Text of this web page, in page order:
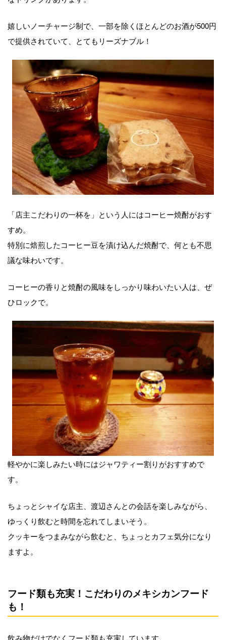
嬉しいノーチャージ制で、一部を除くほとんどのお酒が500円
で提供されていて、とてもリーズナブル！
「店主こだわりの一杯を」という人にはコーヒー焼酎がおす
すめ。
特別に焙煎したコーヒー豆を漬け込んだ焼酎で、何とも不思
議な味わいです。
コーヒーの香りと焼酎の風味をしっかり味わいたい人は、ぜ
ひロックで。
軽やかに楽しみたい時にはジャワティー割りがおすすめで
す。
ちょっとシャイな店主、渡辺さんとの会話を楽しみながら、
ゆっくり飲むと時間を忘れてしまいそう。
クッキーをつまみながら飲むと、ちょっとカフェ気分になり
ますよ。
フード類も充実！こだわりのメキシカンフード
も！
飲み物だけでなくフード類も充実しています。